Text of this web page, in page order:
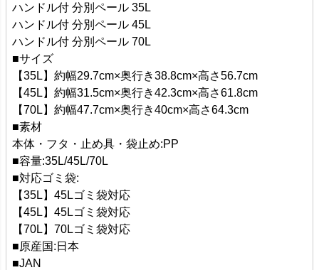
ハンドル付 分別ペール 35L
ハンドル付 分別ペール 45L
ハンドル付 分別ペール 70L
■サイズ
【35L】約幅29.7cm×奥行き38.8cm×高さ56.7cm
【45L】約幅31.5cm×奥行き42.3cm×高さ61.8cm
【70L】約幅47.7cm×奥行き40cm×高さ64.3cm
■素材
本体・フタ・止め具・袋止め:PP
■容量:35L/45L/70L
■対応ゴミ袋:
【35L】45Lゴミ袋対応
【45L】45Lゴミ袋対応
【70L】70Lゴミ袋対応
■原産国:日本
■JAN